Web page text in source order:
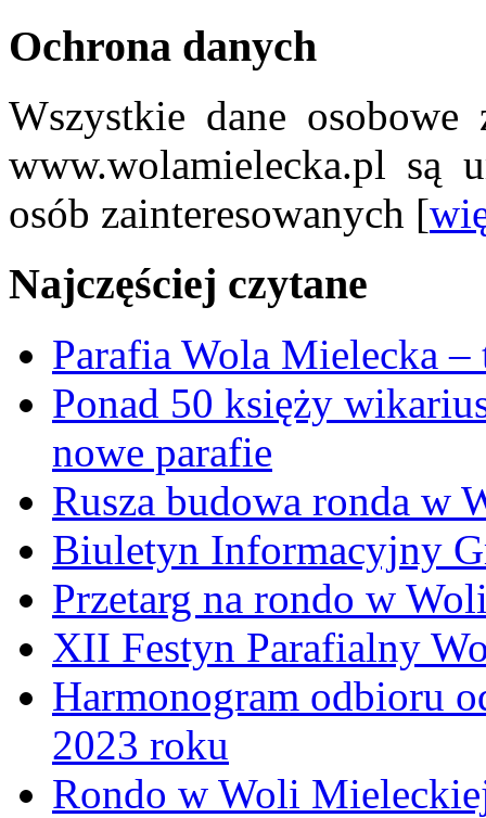
Ochrona danych
Wszystkie dane osobowe
www.wolamielecka.pl są
osób zainteresowanych [
Najczęściej czytane
Parafia Wola Mielecka
Ponad 50 księży
nowe parafie
Rusza budowa ronda w
Biuletyn Informacyjny
Przetarg na rondo w
XII Festyn Parafialny
Harmonogram odbioru
2023 roku
Rondo w Woli